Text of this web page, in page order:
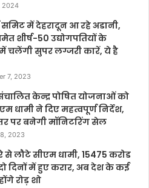
2024
समिट में देहरादून आ रहे अडानी,
शीर्ष-50 उद्योगपतियों के
चलेंगी सुपर लग्जरी कारें, ये है
7, 2023
केन्द्र पोषित योजनाओं को
धामी ने दिए महत्वपूर्ण निर्देश,
पर बनेगी मॉनिटरिंग सेल
2023
से लौटे सीएम धामी, 15475 करोड
दिनों में हुए करार, अब देश के कई
रोड़ शो